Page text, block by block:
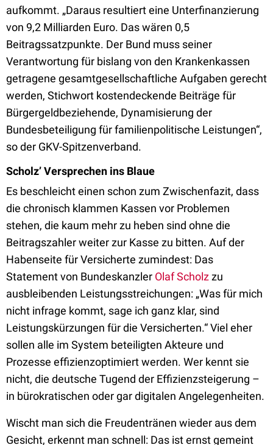
aufkommt. „Daraus resultiert eine Unterfinanzierung
von 9,2 Milliarden Euro. Das wären 0,5
Beitragssatzpunkte. Der Bund muss seiner
Verantwortung für bislang von den Krankenkassen
getragene gesamtgesellschaftliche Aufgaben gerecht
werden, Stichwort kostendeckende Beiträge für
Bürgergeldbeziehende, Dynamisierung der
Bundesbeteiligung für familienpolitische Leistungen“,
so der GKV-Spitzenverband.
Scholz’ Versprechen ins Blaue
Es beschleicht einen schon zum Zwischenfazit, dass
die chronisch klammen Kassen vor Problemen
stehen, die kaum mehr zu heben sind ohne die
Beitragszahler weiter zur Kasse zu bitten. Auf der
Habenseite für Versicherte zumindest: Das
Statement von Bundeskanzler Olaf Scholzzu
ausbleibenden Leistungsstreichungen: „Was für mich
nicht infrage kommt, sage ich ganz klar, sind
Leistungskürzungen für die Versicherten.“ Viel eher
sollen alle im System beteiligten Akteure und
Prozesse effizienzoptimiert werden. Wer kennt sie
nicht, die deutsche Tugend der Effizienzsteigerung –
in bürokratischen oder gar digitalen Angelegenheiten.
Wischt man sich die Freudentränen wieder aus dem
Gesicht, erkennt man schnell: Das ist ernst gemeint